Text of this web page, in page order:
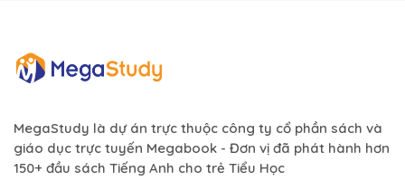
MegaStudy là dự án trực thuộc công ty cổ phần sách và
giáo dục trực tuyến Megabook - Đơn vị đã phát hành hơn
150+ đầu sách Tiếng Anh cho trẻ Tiểu Học